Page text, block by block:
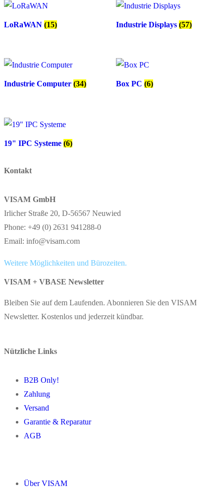
LoRaWAN (15) Industrie Displays (57)
Industrie Computer (34) Box PC (6)
19" IPC Systeme (6)
Kontakt
VISAM GmbH
Irlicher Straße 20, D-56567 Neuwied
Phone: +49 (0) 2631 941288-0
Email: info@visam.com
Weitere Möglichkeiten und Bürozeiten.
VISAM + VBASE Newsletter
Bleiben Sie auf dem Laufenden. Abonnieren Sie den VISAM
Newsletter. Kostenlos und jederzeit kündbar.
Nützliche Links
B2B Only!
Zahlung
Versand
Garantie & Reparatur
AGB
Über VISAM